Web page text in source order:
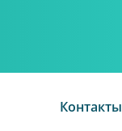
Контакты